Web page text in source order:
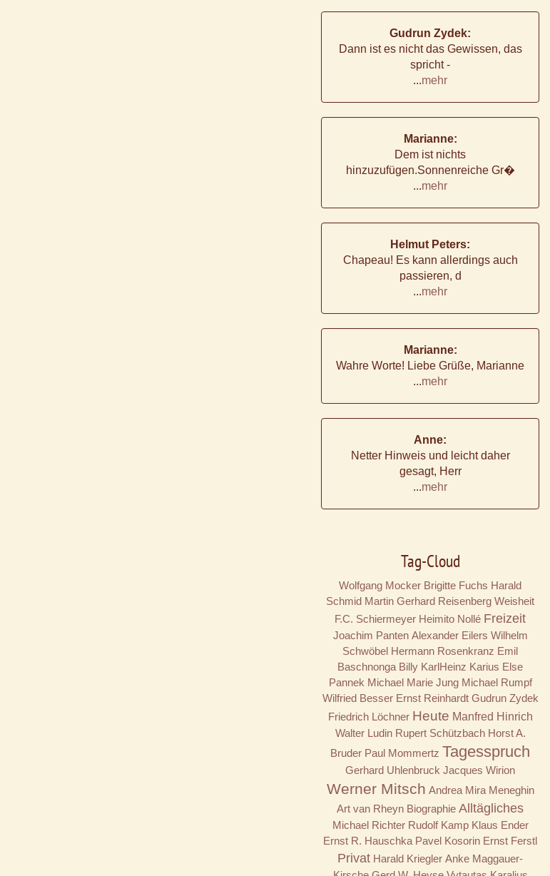
Gudrun Zydek:
Dann ist es nicht das Gewissen, das
spricht -
...mehr
Marianne:
Dem ist nichts
hinzuzufügen.Sonnenreiche Gr�
...mehr
Helmut Peters:
Chapeau! Es kann allerdings auch
passieren, d
...mehr
Marianne:
Wahre Worte! Liebe Grüße, Marianne
...mehr
Anne:
Netter Hinweis und leicht daher
gesagt, Herr
...mehr
Tag-Cloud
Wolfgang Mocker Brigitte Fuchs Harald
Schmid Martin Gerhard Reisenberg Weisheit
F.C. Schiermeyer Heimito Nollé Freizeit
Joachim Panten Alexander Eilers Wilhelm
Schwöbel Hermann Rosenkranz Emil
Baschnonga Billy KarlHeinz Karius Else
Pannek Michael Marie Jung Michael Rumpf
Wilfried Besser Ernst Reinhardt Gudrun Zydek
Friedrich Löchner Heute Manfred Hinrich
Walter Ludin Rupert Schützbach Horst A.
Bruder Paul Mommertz Tagesspruch
Gerhard Uhlenbruck Jacques Wirion
Werner Mitsch Andrea Mira Meneghin
Art van Rheyn Biographie Alltägliches
Michael Richter Rudolf Kamp Klaus Ender
Ernst R. Hauschka Pavel Kosorin Ernst Ferstl
Privat Harald Kriegler Anke Maggauer-